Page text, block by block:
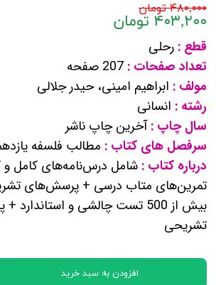
۴۸۰,۰۰۰ تومان
۴۰۳,۲۰۰ تومان
قطع : رحلی
تعداد صفحات : 207 صفحه
مولف : ابراهیم امینی، حیدر جلالی
رشته : انسانی
سال چاپ :آخرین چاپ ناشر
سرفصل های کتاب : مطالب فلسفه
درباره کتاب : شامل درس‌نامه‌های کامل و
تمرین‌های متاب درسی + پرسش‌های
بیش از 500 تست چالشی و
تشریحی
افزودن به سبد خرید